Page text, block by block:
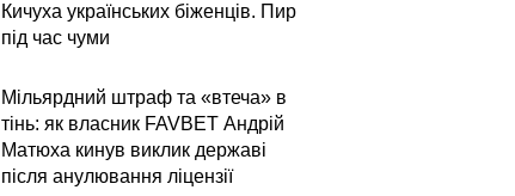
Кичуха українських біженців. Пир
під час чуми
Мільярдний штраф та «втеча» в
тінь: як власник FAVBET Андрій
Матюха кинув виклик державі
після анулювання ліцензії